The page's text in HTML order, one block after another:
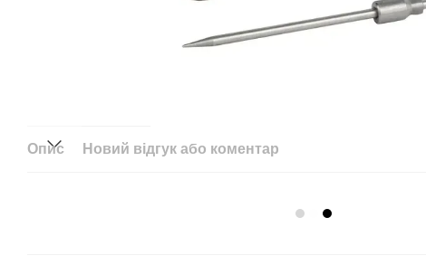
Опис Новий відгук або коментар